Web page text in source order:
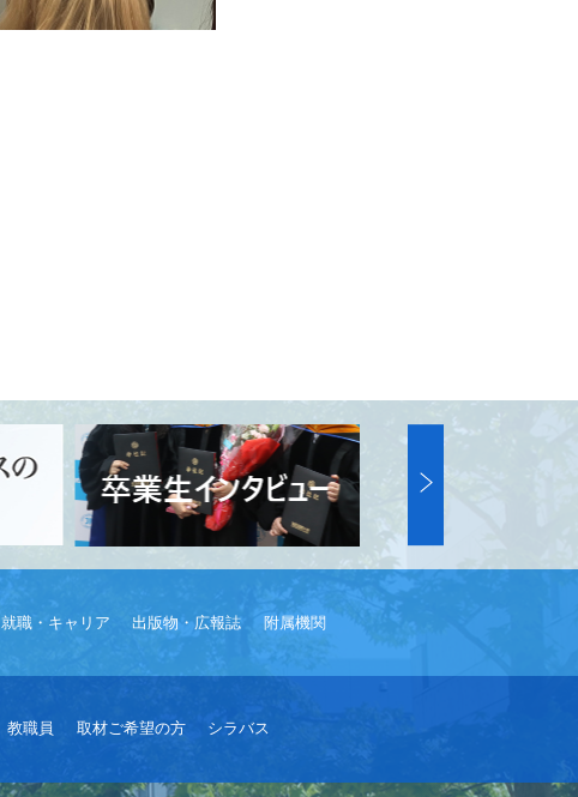
就職・キャリア 出版物・広報誌 附属機関
教職員 取材ご希望の方 シラバス